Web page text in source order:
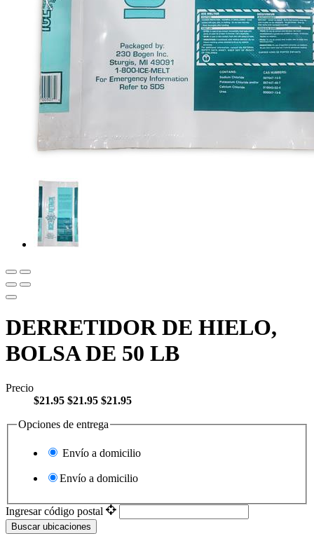
DERRETIDOR DE HIELO,
BOLSA DE 50 LB
Precio
$21.95 $21.95 $21.95
Opciones de entrega
Envío a domicilio
Envío a domicilio
Ingresar código postal
Buscar ubicaciones